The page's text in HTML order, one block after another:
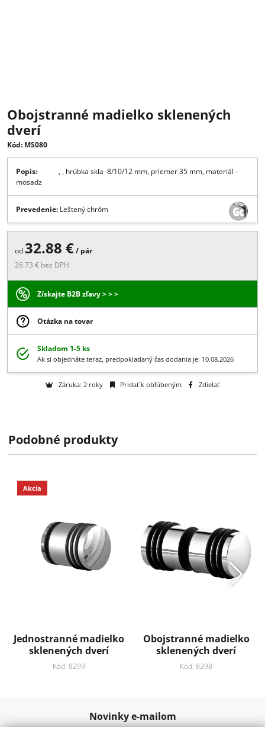
Obojstranné madielko sklenených
dverí
Kód: MS080
Popis:, , hrúbka skla 8/10/12 mm, priemer 35 mm, materiál -
Prevedenie:Leštený chróm
od32.88 €
26.73 € bez DPH
Získajte B2B zľavy > > >
Otázka na tovar
Ak si objednáte teraz, predpokladaný čas dodania je: 10.08.2026
Podobné produkty
Akcia
Jednostranné madielko
sklenených dverí
Kód: 8299
Obojstranné madielko
sklenených dverí
Kód: 8298
Novinky e-mailom